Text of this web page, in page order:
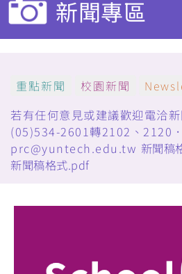
新聞專區
重點新聞 校園新聞
若有任何意見或建議歡迎電洽新
(05)534-2601轉2102、2120．
prc@yuntech.edu.tw 新聞稿
新聞稿格式.pdf